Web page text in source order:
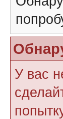
У вас